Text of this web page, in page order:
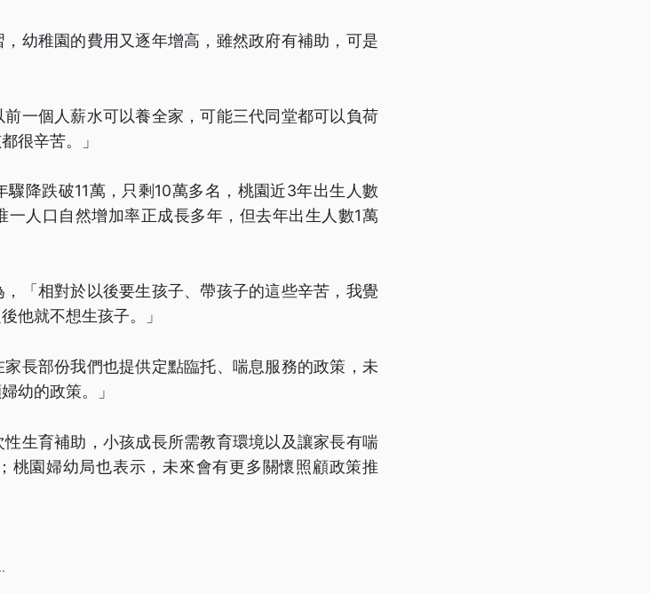
幼稚園的費用又逐年增高，雖然政府有補助，可是
一個人薪水可以養全家，可能三代同堂都可以負荷
很辛苦。」
降跌破11萬，只剩10萬多名，桃園近3年出生人數
人口自然增加率正成長多年，但去年出生人數1萬
「相對於以後要生孩子、帶孩子的這些辛苦，我覺
他就不想生孩子。」
長部份我們也提供定點臨托、喘息服務的政策，未
幼的政策。」
生育補助，小孩成長所需教育環境以及讓家長有喘
桃園婦幼局也表示，未來會有更多關懷照顧政策推